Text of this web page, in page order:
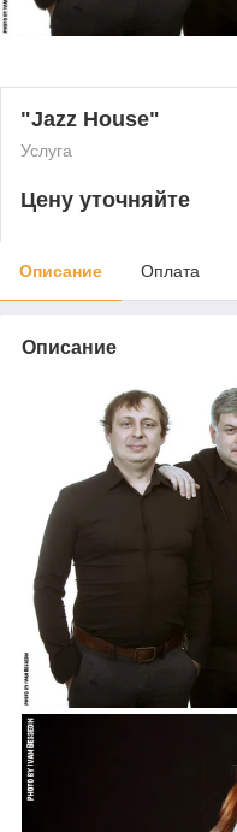
"Jazz House"
Услуга
Цену уточняйте
Описание Оплата
Описание